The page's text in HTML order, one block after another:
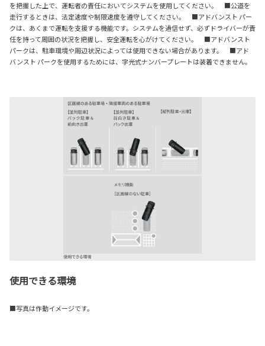
を把握した上で、運転者の責任においてシステムを使用してください。 ■公道を
走行するときは、法定速度や制限速度を遵守してください。 ■アドバンスト パー
クは、あくまで運転を支援する機能です。システムを過信せず、必ずドライバーが責
任を持って周囲の状況を把握し、安全運転を心がけてください。 ■アドバンスト
パークは、駐車環境や周辺状況によっては使用できない場合があります。 ■アド
バンスト パークを使用するためには、字光式ナンバープレートは装着できません。
使用できる環境
■写真は作動イメージです。